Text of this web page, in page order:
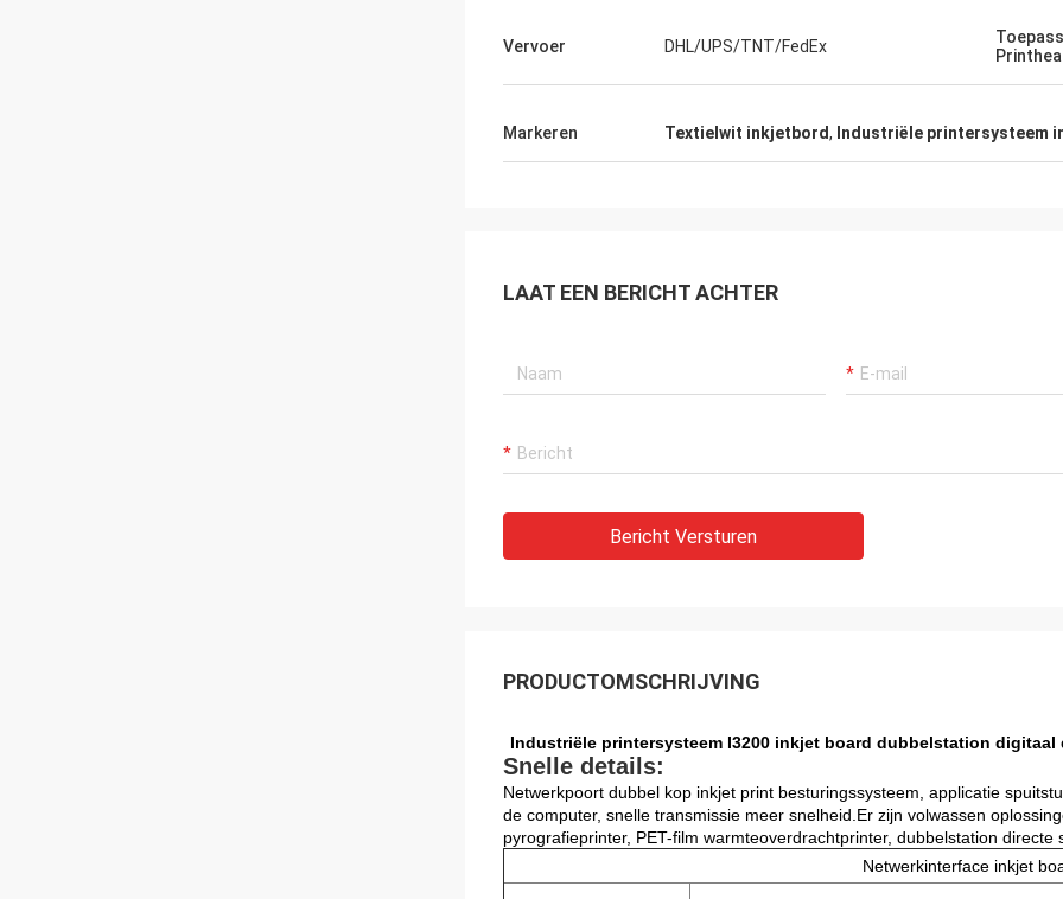
Vervoer DHL/UPS/TNT/FedEx
Markeren Textielwit inkjetbord, Industriële printersysteem
LAAT EEN BERICHT ACHTER
Bericht Versturen
PRODUCTOMSCHRIJVING
Industriële printersysteem I3200 inkjet board dubbelstation
Snelle details:
Netwerkpoort dubbel kop inkjet print besturingssysteem, applicatie
de computer, snelle transmissie meer snelheid.Er zijn volwassen
pyrografieprinter, PET-film warmteoverdrachtprinter, dubbelstation directe
Netwerkinterface inkjet